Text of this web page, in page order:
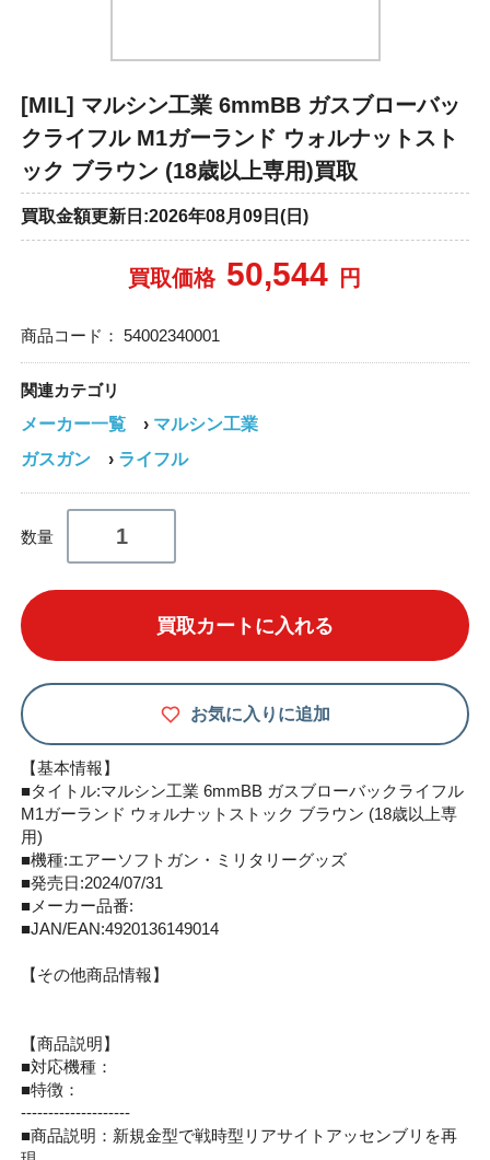
[MIL] マルシン工業 6mmBB ガスブローバッ
クライフル M1ガーランド ウォルナットスト
ック ブラウン (18歳以上専用)買取
買取金額更新日:2026年08月09日(日)
買取価格 50,544 円
商品コード： 54002340001
関連カテゴリ
メーカー一覧
› マルシン工業
ガスガン
› ライフル
数量
買取カートに入れる
お気に入りに追加
【基本情報】
■タイトル:マルシン工業 6mmBB ガスブローバックライフル
M1ガーランド ウォルナットストック ブラウン (18歳以上専
用)
■機種:エアーソフトガン・ミリタリーグッズ
■発売日:2024/07/31
■メーカー品番:
■JAN/EAN:4920136149014
【その他商品情報】
【商品説明】
■対応機種：
■特徴：
--------------------
■商品説明：新規金型で戦時型リアサイトアッセンブリを再